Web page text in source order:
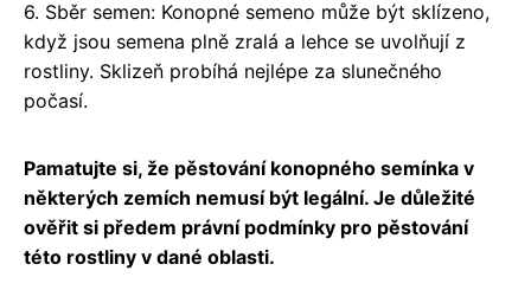
6. Sběr semen: Konopné semeno může být sklízeno,
když jsou semena plně zralá a lehce se uvolňují z
rostliny. Sklizeň probíhá nejlépe za slunečného
počasí.
Pamatujte si, že pěstování konopného semínka v
některých zemích nemusí být legální. Je důležité
ověřit si předem právní podmínky pro pěstování
této rostliny v dané oblasti.